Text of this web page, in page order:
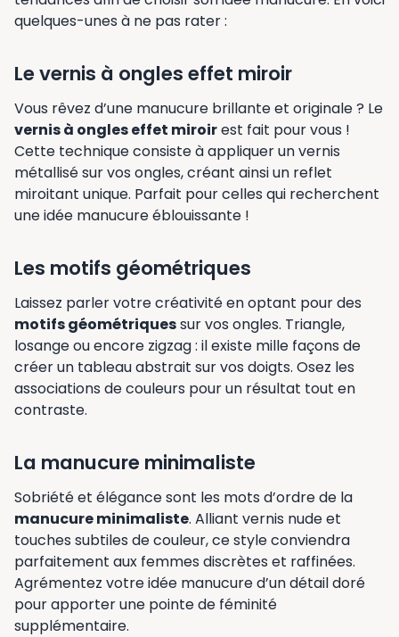
quelques-unes à ne pas rater :
Le vernis à ongles effet miroir
Vous rêvez d’une manucure brillante et originale ? Le
vernis à ongles effet miroirest fait pour vous !
Cette technique consiste à appliquer un vernis
métallisé sur vos ongles, créant ainsi un reflet
miroitant unique. Parfait pour celles qui recherchent
une idée manucure éblouissante !
Les motifs géométriques
Laissez parler votre créativité en optant pour des
motifs géométriquessur vos ongles. Triangle,
losange ou encore zigzag : il existe mille façons de
créer un tableau abstrait sur vos doigts. Osez les
associations de couleurs pour un résultat tout en
contraste.
La manucure minimaliste
Sobriété et élégance sont les mots d’ordre de la
manucure minimaliste. Alliant vernis nude et
touches subtiles de couleur, ce style conviendra
parfaitement aux femmes discrètes et raffinées.
Agrémentez votre idée manucure d’un détail doré
pour apporter une pointe de féminité
supplémentaire.